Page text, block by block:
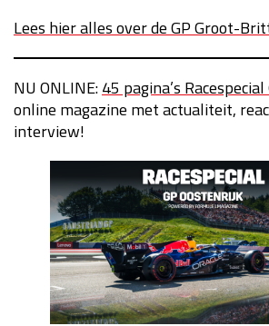
Lees hier alles over de GP Groot-
NU ONLINE:45 pagina’s
online magazine met actualiteit,
interview!